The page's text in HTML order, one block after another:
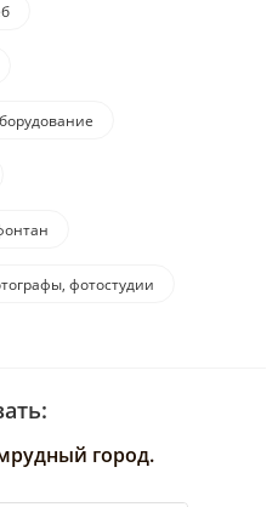
фотостудии
город.